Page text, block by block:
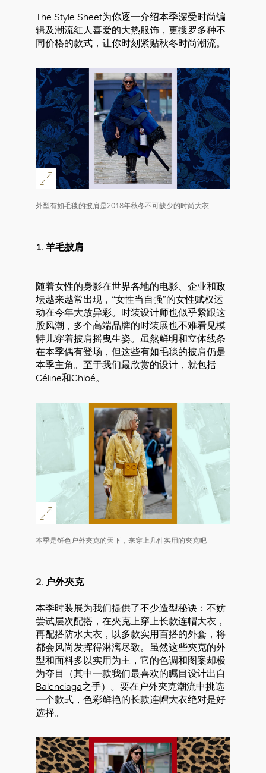
The Style Sheet为你逐一介绍本季深受时尚编
辑及潮流红人喜爱的大热服饰，更搜罗多种不
同价格的款式，让你时刻紧贴秋冬时尚潮流。
外型有如毛毯的披肩是2018年秋冬不可缺少的时尚大衣
1. 羊毛披肩
随着女性的身影在世界各地的电影、企业和政
坛越来越常出现，“女性当自强”的女性赋权运
动在今年大放异彩。时装设计师也似乎紧跟这
股风潮，多个高端品牌的时装展也不难看见模
特儿穿着披肩摇曳生姿。虽然鲜明和立体线条
在本季偶有登场，但这些有如毛毯的披肩仍是
本季主角。至于我们最欣赏的设计，就包括
Céline和Chloé。
本季是鲜色户外夾克的天下，来穿上几件实用的夾克吧
2. 户外夾克
本季时装展为我们提供了不少造型秘诀：不妨
尝试层次配搭，在夾克上穿上长款连帽大衣，
再配搭防水大衣，以多款实用百搭的外套，将
都会风尚发挥得淋漓尽致。虽然这些夾克的外
型和面料多以实用为主，它的色调和图案却极
为夺目（其中一款我们最喜欢的瞩目设计出自
Balenciaga之手）。要在户外夾克潮流中挑选
一个款式，色彩鲜艳的长款连帽大衣绝对是好
选择。